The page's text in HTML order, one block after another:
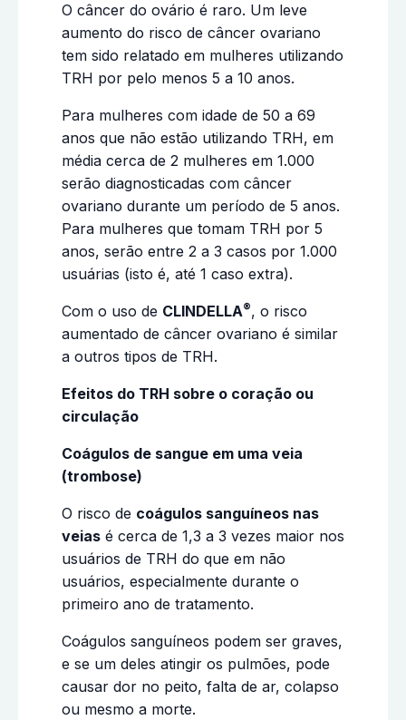
O câncer do ovário é raro. Um leve
aumento do risco de câncer ovariano
tem sido relatado em mulheres utilizando
TRH por pelo menos 5 a 10 anos.
Para mulheres com idade de 50 a 69
anos que não estão utilizando TRH, em
média cerca de 2 mulheres em 1.000
serão diagnosticadas com câncer
ovariano durante um período de 5 anos.
Para mulheres que tomam TRH por 5
anos, serão entre 2 a 3 casos por 1.000
usuárias (isto é, até 1 caso extra).
Com o uso de CLINDELLA®, o risco
aumentado de câncer ovariano é similar
a outros tipos de TRH.
Efeitos do TRH sobre o coração ou
circulação
Coágulos de sangue em uma veia
(trombose)
O risco de coágulos sanguíneos nas
veias é cerca de 1,3 a 3 vezes maior nos
usuários de TRH do que em não
usuários, especialmente durante o
primeiro ano de tratamento.
Coágulos sanguíneos podem ser graves,
e se um deles atingir os pulmões, pode
causar dor no peito, falta de ar, colapso
ou mesmo a morte.